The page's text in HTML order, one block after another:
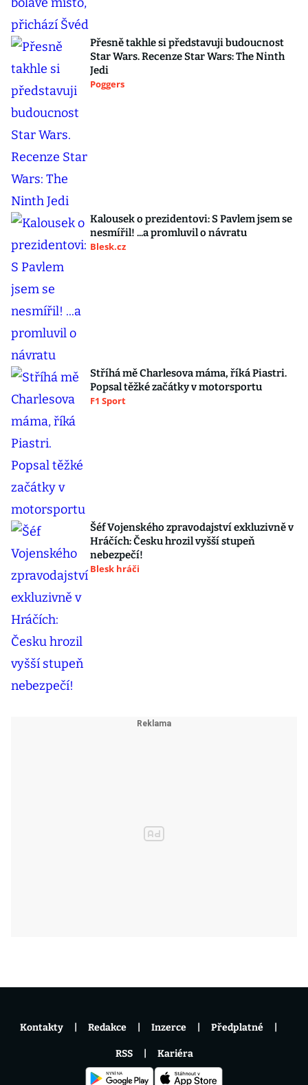
Přesně takhle si představuji budoucnost
Star Wars. Recenze Star Wars: The Ninth
Jedi
Poggers
Kalousek o prezidentovi: S Pavlem jsem se
nesmířil! ...a promluvil o návratu
Blesk.cz
Stříhá mě Charlesova máma, říká Piastri.
Popsal těžké začátky v motorsportu
F1 Sport
Šéf Vojenského zpravodajství exkluzivně v
Hráčích: Česku hrozil vyšší stupeň
nebezpečí!
Blesk hráči
Kontakty Redakce Inzerce Předplatné
RSS Kariéra